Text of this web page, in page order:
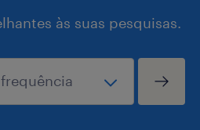
às suas pesquisas.